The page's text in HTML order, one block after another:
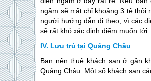
ngầm sẽ mất chỉ khoảng 3 tệ thôi
người hướng dẫn đi theo, vì các
sẽ rất khó xác định điểm muốn tới.
Lưu trú tại Quảng Châu
Bạn nên thuê khách sạn ở gần
Quảng Châu. Một số khách sạn